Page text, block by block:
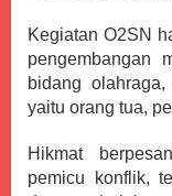
Kegiatan O2SN
pengembangan
bidang
yaitu orang tua,
Hikmat
pemicu konflik,